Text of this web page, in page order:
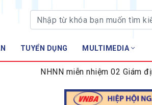
TUYỂN DỤNG MULTIMEDIA
ĐÀO TẠO - NGHIÊN
Tập huấn
NHNN miễn nhiệm 02 Giám